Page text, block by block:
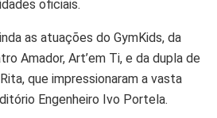
oficiais.
as atuações do GymKids, da
Amador, Art’em Ti, e da dupla de
que impressionaram a vasta
Engenheiro Ivo Portela.